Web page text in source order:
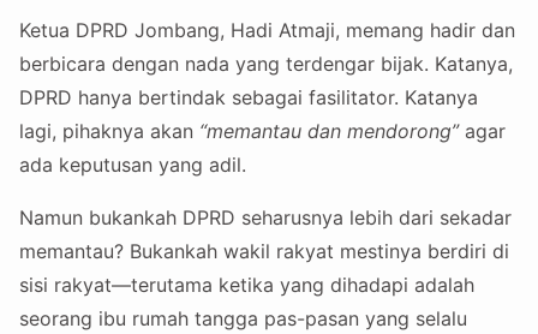
Ketua DPRD Jombang, Hadi Atmaji, memang hadir dan
berbicara dengan nada yang terdengar bijak. Katanya,
DPRD hanya bertindak sebagai fasilitator. Katanya
lagi, pihaknya akan “memantau dan mendorong”agar
ada keputusan yang adil.
Namun bukankah DPRD seharusnya lebih dari sekadar
memantau? Bukankah wakil rakyat mestinya berdiri di
sisi rakyat—terutama ketika yang dihadapi adalah
seorang ibu rumah tangga pas-pasan yang selalu